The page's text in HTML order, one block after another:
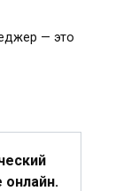
— это
онлайн.